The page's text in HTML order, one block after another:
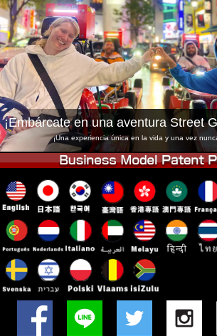
Empresa
Cambiar Tienda
Tokyo Shinagawa
Tokyo Akihabara#2
Tokyo Shibuya Annex
Tokyo Asakusa
Okinawa
¡Embárcate en una aventura Street
¡Una experiencia única en la vida y una vez